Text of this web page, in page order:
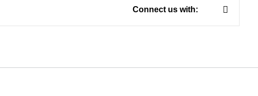
Connect us with: